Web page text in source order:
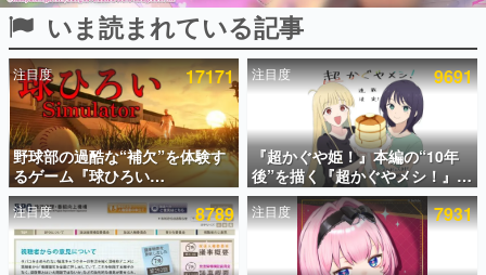
ピックアップ
電ファミのいま読まれている記事ランキング
アプリセール情報
インタビュー
連載・特集一覧
いま読まれている記事
注目度 17171
野球部の過酷な“補欠”を体験す
るゲーム『球ひろい
Simulator』が「1件」のウィッ
シュリストをもとにチェコ語に
対応しSNSで話題に。『キング
ダム・カム』開発元やチェコの
注目度 9691
『超かぐや姫！』本編の“10年
後”を描く『超かぐやメシ！』
Web連載決定。新たなWebマン
ガレーベル「ビビビコミック」
にて特別話が掲載スタート、あ
のお話には…まだ続きがある！
注目度 8789 注目度 7931